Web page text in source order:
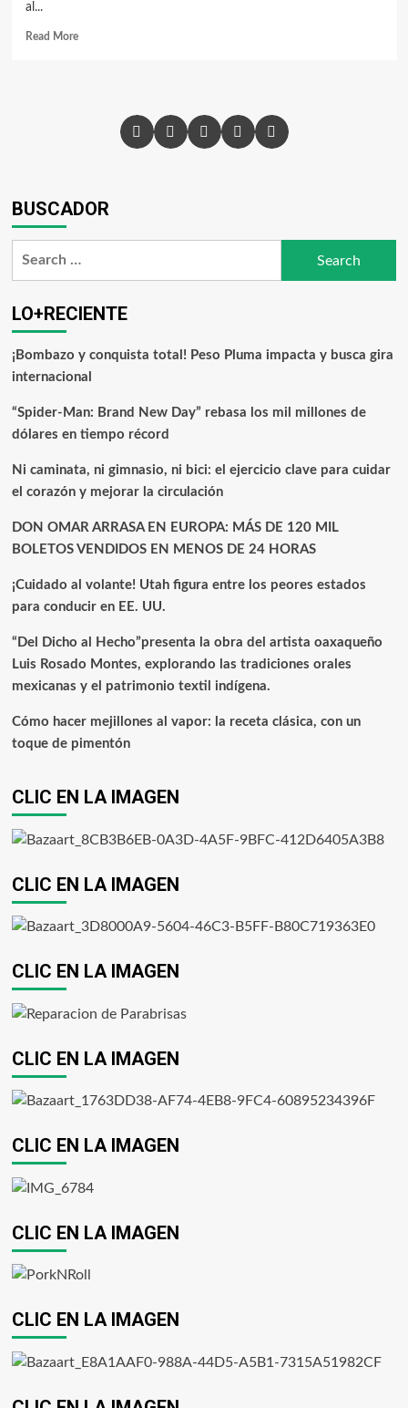
al...
Read More
BUSCADOR
LO+RECIENTE
¡Bombazo y conquista total! Peso Pluma impacta y busca gira
internacional
“Spider-Man: Brand New Day” rebasa los mil millones de
dólares en tiempo récord
Ni caminata, ni gimnasio, ni bici: el ejercicio clave para cuidar
el corazón y mejorar la circulación
DON OMAR ARRASA EN EUROPA: MÁS DE 120 MIL
BOLETOS VENDIDOS EN MENOS DE 24 HORAS
¡Cuidado al volante! Utah figura entre los peores estados
para conducir en EE. UU.
“Del Dicho al Hecho”presenta la obra del artista oaxaqueño
Luis Rosado Montes, explorando las tradiciones orales
mexicanas y el patrimonio textil indígena.
Cómo hacer mejillones al vapor: la receta clásica, con un
toque de pimentón
CLIC EN LA IMAGEN
CLIC EN LA IMAGEN
CLIC EN LA IMAGEN
CLIC EN LA IMAGEN
CLIC EN LA IMAGEN
CLIC EN LA IMAGEN
CLIC EN LA IMAGEN